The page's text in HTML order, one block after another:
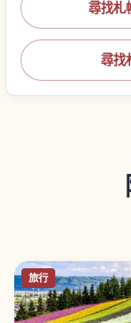
尋找札
尋找
旅行